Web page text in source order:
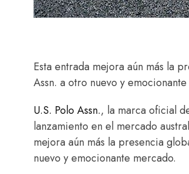
Esta entrada mejora aún más la
Assn. a otro nuevo y
U.S. Polo Assn., la marca oficial
lanzamiento en el mercado
mejora aún más la presencia
nuevo y emocionante mercado.